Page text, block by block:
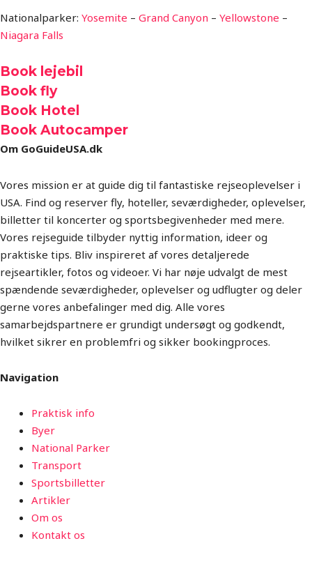
Nationalparker: Yosemite – Grand Canyon – Yellowstone –
Niagara Falls
Book lejebil
Book fly
Book Hotel
Book Autocamper
Om GoGuideUSA.dk
Vores mission er at guide dig til fantastiske rejseoplevelser i
USA. Find og reserver fly, hoteller, seværdigheder, oplevelser,
billetter til koncerter og sportsbegivenheder med mere.
Vores rejseguide tilbyder nyttig information, ideer og
praktiske tips. Bliv inspireret af vores detaljerede
rejseartikler, fotos og videoer. Vi har nøje udvalgt de mest
spændende seværdigheder, oplevelser og udflugter og deler
gerne vores anbefalinger med dig. Alle vores
samarbejdspartnere er grundigt undersøgt og godkendt,
hvilket sikrer en problemfri og sikker bookingproces.
Navigation
Praktisk info
Byer
National Parker
Transport
Sportsbilletter
Artikler
Om os
Kontakt os